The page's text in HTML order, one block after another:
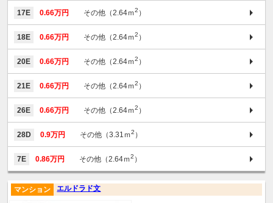
17E 0.66万円 その他（2.64ｍ2 ）
18E 0.66万円 その他（2.64ｍ2 ）
20E 0.66万円 その他（2.64ｍ2 ）
21E 0.66万円 その他（2.64ｍ2 ）
26E 0.66万円 その他（2.64ｍ2 ）
28D 0.9万円 その他（3.31ｍ2 ）
7E 0.86万円 その他（2.64ｍ2 ）
エルドラド文
マンション